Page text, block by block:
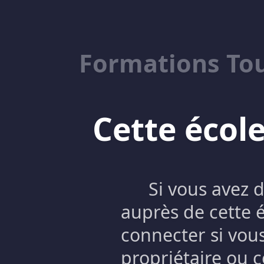
Formations
Cette
Si vous avez
auprès de cette
connecter si
propriétaire ou